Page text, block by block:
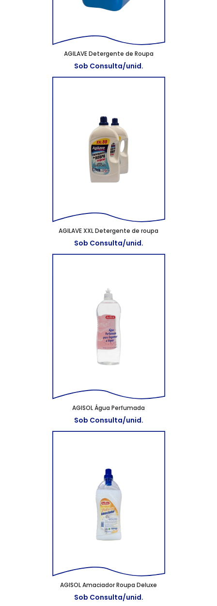
AGILAVE Detergente de Roupa
Sob Consulta/unid.
AGILAVE XXL Detergente de roupa
Sob Consulta/unid.
AGISOL Água Perfumada
Sob Consulta/unid.
AGISOL Amaciador Roupa Deluxe
Sob Consulta/unid.